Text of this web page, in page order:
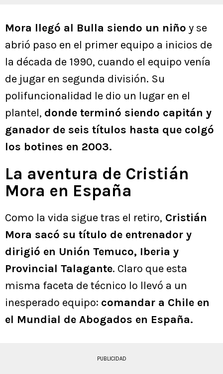
Mora llegó al Bulla siendo un niño y se
abrió paso en el primer equipo a inicios de
la década de 1990, cuando el equipo venía
de jugar en segunda división. Su
polifuncionalidad le dio un lugar en el
plantel, donde terminó siendo capitán y
ganador de seis títulos hasta que colgó
los botines en 2003.
La aventura de Cristián
Mora en España
Como la vida sigue tras el retiro, Cristián
Mora sacó su título de entrenador y
dirigió en Unión Temuco, Iberia y
Provincial Talagante. Claro que esta
misma faceta de técnico lo llevó a un
inesperado equipo: comandar a Chile en
el Mundial de Abogados en España.
PUBLICIDAD